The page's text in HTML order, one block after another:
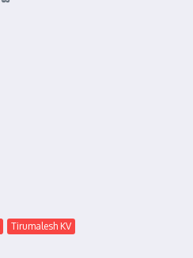
Tirumalesh KV